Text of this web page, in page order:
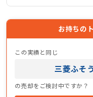
お持ちの
この実績と同じ
三菱ふそ
の売却をご検討中ですか？